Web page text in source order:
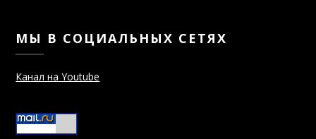
МЫ В СОЦИАЛЬНЫХ СЕТЯХ
Канал на Youtube